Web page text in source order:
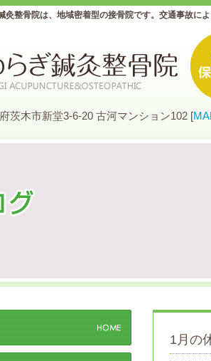
灸整骨院は、地域密着型の接骨院です。交通事故に
茨木市新堂3-6-20 古河マンション102 [
1月の